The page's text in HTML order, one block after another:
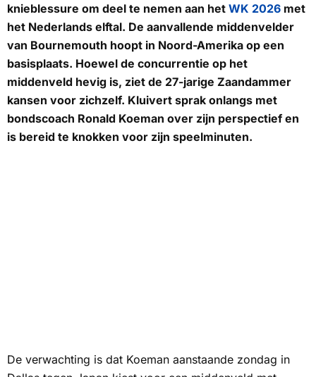
knieblessure om deel te nemen aan het WK 2026 met
het Nederlands elftal. De aanvallende middenvelder
van Bournemouth hoopt in Noord-Amerika op een
basisplaats. Hoewel de concurrentie op het
middenveld hevig is, ziet de 27-jarige Zaandammer
kansen voor zichzelf. Kluivert sprak onlangs met
bondscoach Ronald Koeman over zijn perspectief en
is bereid te knokken voor zijn speelminuten.
De verwachting is dat Koeman aanstaande zondag in